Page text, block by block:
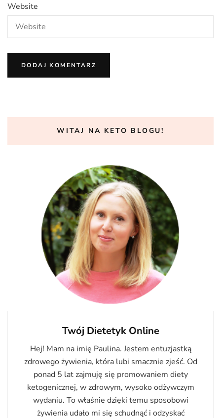
Website
WITAJ NA KETO BLOGU!
Twój Dietetyk Online
Hej! Mam na imię Paulina. Jestem entuzjastką
zdrowego żywienia, która lubi smacznie zjeść. Od
ponad 5 lat zajmuję się promowaniem diety
ketogenicznej, w zdrowym, wysoko odżywczym
wydaniu. To właśnie dzięki temu sposobowi
żywienia udało mi się schudnąć i odzyskać